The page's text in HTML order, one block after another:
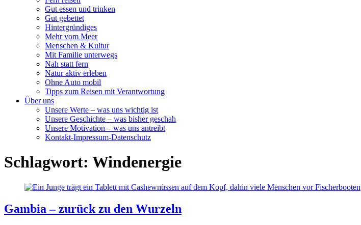
Gut essen und trinken
Gut gebettet
Hintergründiges
Mehr vom Meer
Menschen & Kultur
Mit Familie unterwegs
Nah statt fern
Natur aktiv erleben
Ohne Auto mobil
Tipps zum Reisen mit Verantwortung
Über uns
Unsere Werte – was uns wichtig ist
Unsere Geschichte – was bisher geschah
Unsere Motivation – was uns antreibt
Kontakt-Impressum-Datenschutz
Schlagwort: Windenergie
Gambia – zurück zu den Wurzeln